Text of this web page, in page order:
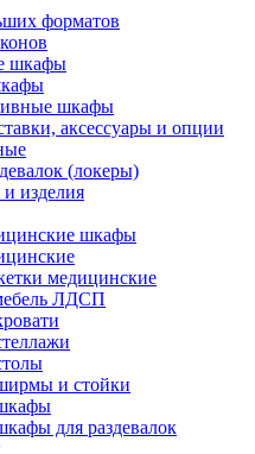
форматов
шкафы
шкафы
аксессуары и опции
(локеры)
изделия
шкафы
медицинские
ЛДСП
и стойки
для раздевалок